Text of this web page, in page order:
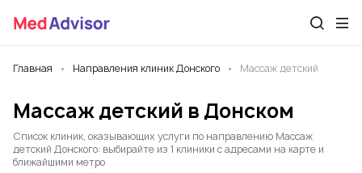
Главная Направления клиник Донского Массаж детский
Массаж детский в Донском
Список клиник, оказывающих услуги по направлению Массаж
детский Донского: выбирайте из 1 клиники с адресами на карте и
ближайшими метро